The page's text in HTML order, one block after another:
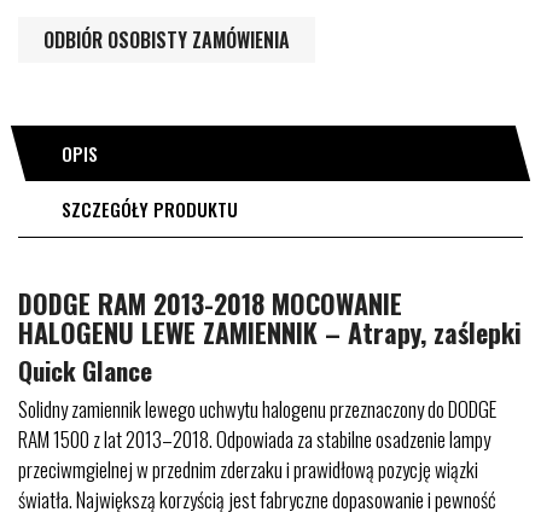
ODBIÓR OSOBISTY ZAMÓWIENIA
OPIS
SZCZEGÓŁY PRODUKTU
DODGE RAM 2013-2018 MOCOWANIE
HALOGENU LEWE ZAMIENNIK – Atrapy, zaślepki
Quick Glance
Solidny zamiennik lewego uchwytu halogenu przeznaczony do DODGE
RAM 1500 z lat 2013–2018. Odpowiada za stabilne osadzenie lampy
przeciwmgielnej w przednim zderzaku i prawidłową pozycję wiązki
światła. Największą korzyścią jest fabryczne dopasowanie i pewność